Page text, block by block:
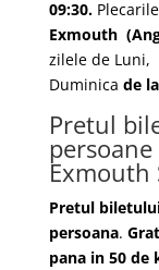
09:30.Plecarile
Exmouth
zilele de Luni,
Duminica de
Pretul
Exmouth
Pretul
persoana.
pana in 50 de